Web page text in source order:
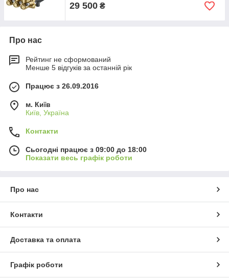
NLT 2525ISR/L 25,0
29 500 ₴
Про нас
Рейтинг не сформований
Менше 5 відгуків за останній рік
Працює з 26.09.2016
м. Київ
Київ, Україна
Контакти
Сьогодні працює з 09:00 до 18:00
Показати весь графік роботи
Про нас
Контакти
Доставка та оплата
Графік роботи